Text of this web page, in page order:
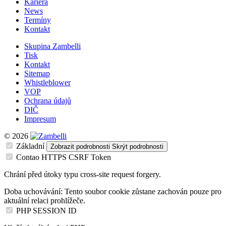
News
Termíny
Kontakt
Skupina Zambelli
Tisk
Kontakt
Sitemap
Whistleblower
VOP
Ochrana údajů
DIČ
Impresum
© 2026
Základní
Zobrazit podrobnosti Skrýt podrobnosti
Contao HTTPS CSRF Token
Chrání před útoky typu cross-site request forgery.
Doba uchovávání: Tento soubor cookie zůstane zachován pouze pro
aktuální relaci prohlížeče.
PHP SESSION ID